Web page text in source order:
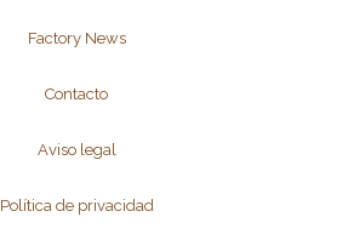
Factory News
Contacto
Aviso legal
Política de privacidad